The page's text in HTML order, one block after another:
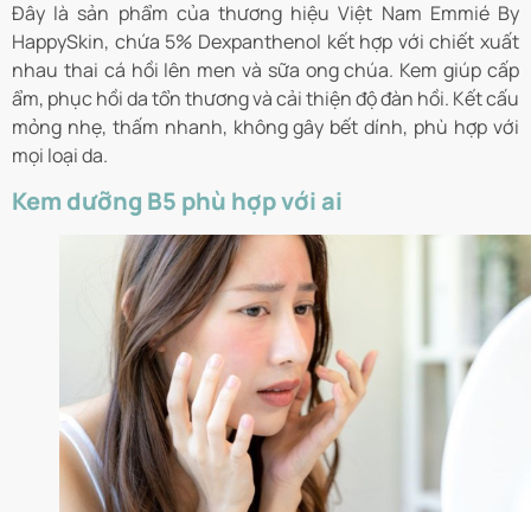
Đây là sản phẩm của thương hiệu Việt Nam Emmié By
HappySkin, chứa 5% Dexpanthenol kết hợp với chiết xuất
nhau thai cá hồi lên men và sữa ong chúa. Kem giúp cấp
ẩm, phục hồi da tổn thương và cải thiện độ đàn hồi. Kết cấu
mỏng nhẹ, thấm nhanh, không gây bết dính, phù hợp với
mọi loại da.
Kem dưỡng B5 phù hợp với ai